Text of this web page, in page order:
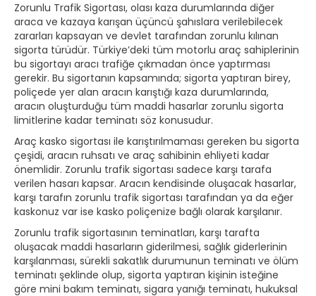
Zorunlu Trafik Sigortası, olası kaza durumlarında diğer
araca ve kazaya karışan üçüncü şahıslara verilebilecek
zararları kapsayan ve devlet tarafından zorunlu kılınan
sigorta türüdür. Türkiye’deki tüm motorlu araç sahiplerinin
bu sigortayı aracı trafiğe çıkmadan önce yaptırması
gerekir. Bu sigortanın kapsamında; sigorta yaptıran birey,
poliçede yer alan aracın karıştığı kaza durumlarında,
aracın oluşturduğu tüm maddi hasarlar zorunlu sigorta
limitlerine kadar teminatı söz konusudur.
Araç kasko sigortası ile karıştırılmaması gereken bu sigorta
çeşidi, aracın ruhsatı ve araç sahibinin ehliyeti kadar
önemlidir. Zorunlu trafik sigortası sadece karşı tarafa
verilen hasarı kapsar. Aracın kendisinde oluşacak hasarlar,
karşı tarafın zorunlu trafik sigortası tarafından ya da eğer
kaskonuz var ise kasko poliçenize bağlı olarak karşılanır.
Zorunlu trafik sigortasının teminatları, karşı tarafta
oluşacak maddi hasarların giderilmesi, sağlık giderlerinin
karşılanması, sürekli sakatlık durumunun teminatı ve ölüm
teminatı şeklinde olup, sigorta yaptıran kişinin isteğine
göre mini bakım teminatı, sigara yanığı teminatı, hukuksal